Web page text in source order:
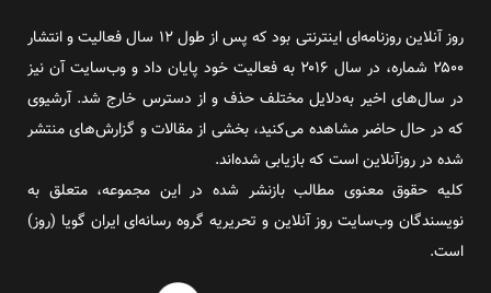
روز آنلاین روزنامه‌ای اینترنتی بود که پس از طول ۱۲ سال فعالیت و انتشار
۲۵۰۰ شماره، در سال ۲۰۱۶ به فعالیت خود پایان داد و وب‌سایت آن نیز
در سال‌های اخیر به‌دلایل مختلف حذف و از دسترس خارج شد. آرشیوی
که در حال حاضر مشاهده می‌کنید، بخشی از مقالات و گزارش‌های منتشر
شده در روزآنلاین است که بازیابی شده‌اند.
کلیه حقوق معنوی مطالب بازنشر شده در این مجموعه، متعلق به
نویسندگان وب‌سایت روز آنلاین و تحریریه گروه رسانه‌ای ایران گویا (روز)
است.